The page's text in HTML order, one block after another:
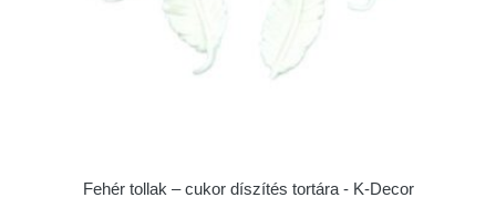
Fehér tollak – cukor díszítés tortára - K-Decor